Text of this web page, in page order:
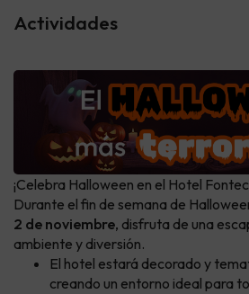
Actividades
¡Celebra Halloween en el Hotel
Durante el fin de semana de
2 de noviembre, disfruta de una
ambiente y diversión.
El hotel estará decorado y
creando un entorno ideal para